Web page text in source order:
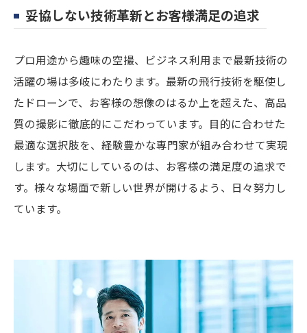
妥協しない技術革新とお客様満足の追求
プロ用途から趣味の空撮、ビジネス利用まで最新技術の
活躍の場は多岐にわたります。最新の飛行技術を駆使し
たドローンで、お客様の想像のはるか上を超えた、高品
質の撮影に徹底的にこだわっています。目的に合わせた
最適な選択肢を、経験豊かな専門家が組み合わせて実現
します。大切にしているのは、お客様の満足度の追求で
す。様々な場面で新しい世界が開けるよう、日々努力し
ています。